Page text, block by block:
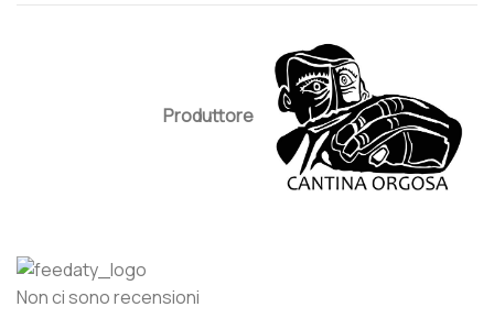
Produttore
Non ci sono recensioni